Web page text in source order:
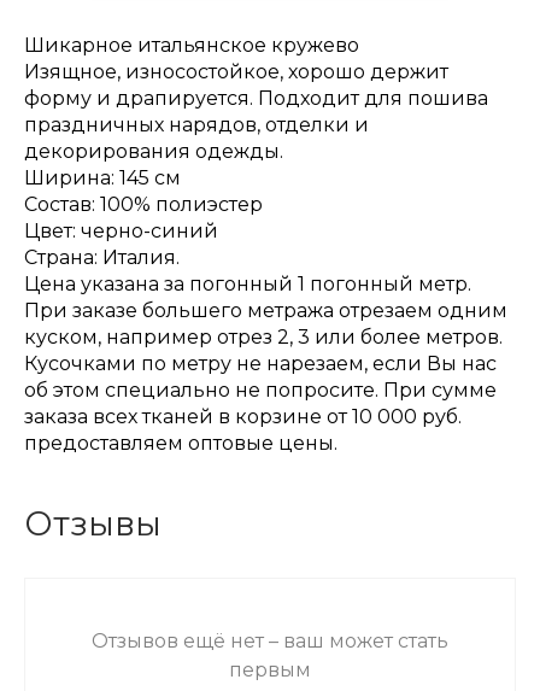
Шикарное итальянское кружево
Изящное, износостойкое, хорошо держит
форму и драпируется. Подходит для пошива
праздничных нарядов, отделки и
декорирования одежды.
Ширина: 145 см
Состав: 100% полиэстер
Цвет: черно-синий
Страна: Италия.
Цена указана за погонный 1 погонный метр.
При заказе большего метража отрезаем одним
куском, например отрез 2, 3 или более метров.
Кусочками по метру не нарезаем, если Вы нас
об этом специально не попросите. При сумме
заказа всех тканей в корзине от 10 000 руб.
предоставляем оптовые цены.
Отзывы
Отзывов ещё нет – ваш может стать
первым